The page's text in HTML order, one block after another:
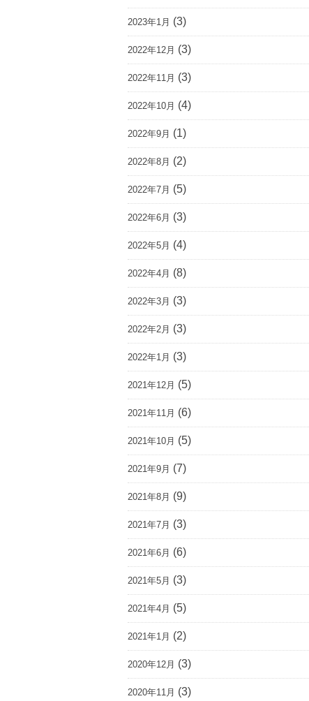
2023年1月 (3)
2022年12月 (3)
2022年11月 (3)
2022年10月 (4)
2022年9月 (1)
2022年8月 (2)
2022年7月 (5)
2022年6月 (3)
2022年5月 (4)
2022年4月 (8)
2022年3月 (3)
2022年2月 (3)
2022年1月 (3)
2021年12月 (5)
2021年11月 (6)
2021年10月 (5)
2021年9月 (7)
2021年8月 (9)
2021年7月 (3)
2021年6月 (6)
2021年5月 (3)
2021年4月 (5)
2021年1月 (2)
2020年12月 (3)
2020年11月 (3)